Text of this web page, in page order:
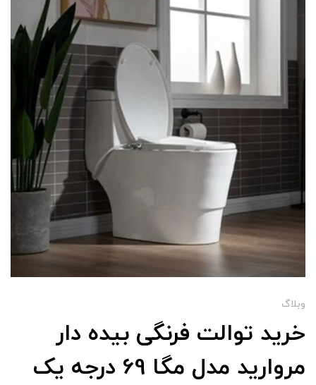
وبلاگ
خرید توالت فرنگی بیده دار
مروارید مدل مگا 69 درجه یک